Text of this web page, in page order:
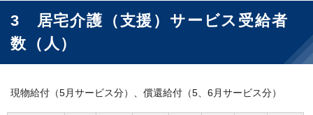
3 居宅介護（支援）サービス受給者
数（人）
現物給付（5月サービス分）、償還給付（5、6月サービス分）